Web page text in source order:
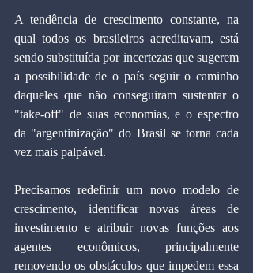
A tendência de crescimento constante, na
qual todos os brasileiros acreditavam, está
sendo substituída por incertezas que sugerem
a possibilidade de o país seguir o caminho
daqueles que não conseguiram sustentar o
"take-off" de suas economias, e o espectro
da "argentinização" do Brasil se torna cada
vez mais palpável.
Precisamos redefinir um novo modelo de
crescimento, identificar novas áreas de
investimento e atribuir novas funções aos
agentes econômicos, principalmente
removendo os obstáculos que impedem essa